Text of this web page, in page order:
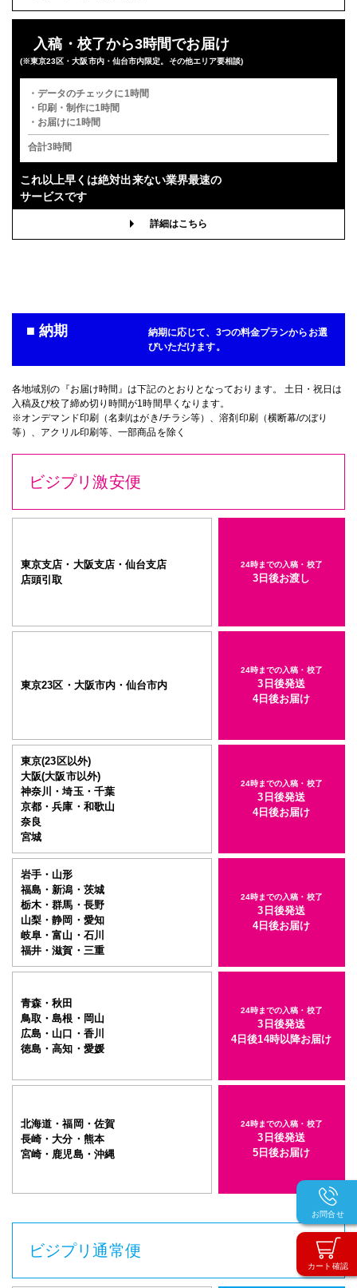
カート確認
お問合せ
入稿・校了から3時間でお届け
(※東京23区・大阪市内・仙台市内限定。その他エリア要相談)
・データのチェックに1時間
・印刷・制作に1時間
・お届けに1時間
合計3時間
これ以上早くは絶対出来ない業界最速の
サービスです
詳細はこちら
■ 納期
納期に応じて、3つの料金プランからお選
びいただけます。
各地域別の『お届け時間』は下記のとおりとなっております。 土日・祝日は
入稿及び校了締め切り時間が1時間早くなります。
※オンデマンド印刷（名刺/はがき/チラシ等）、溶剤印刷（横断幕/のぼり
等）、アクリル印刷等、一部商品を除く
ビジプリ激安便
東京支店・大阪支店・仙台支店
店頭引取
24時までの入稿・校了
3日後お渡し
東京23区・大阪市内・仙台市内
24時までの入稿・校了
3日後発送
4日後お届け
東京(23区以外)
大阪(大阪市以外)
神奈川・埼玉・千葉
京都・兵庫・和歌山
奈良
宮城
24時までの入稿・校了
3日後発送
4日後お届け
岩手・山形
福島・新潟・茨城
栃木・群馬・長野
山梨・静岡・愛知
岐阜・富山・石川
福井・滋賀・三重
24時までの入稿・校了
3日後発送
4日後お届け
青森・秋田
鳥取・島根・岡山
広島・山口・香川
徳島・高知・愛媛
24時までの入稿・校了
3日後発送
4日後14時以降お届け
北海道・福岡・佐賀
長崎・大分・熊本
宮崎・鹿児島・沖縄
24時までの入稿・校了
3日後発送
5日後お届け
ビジプリ通常便